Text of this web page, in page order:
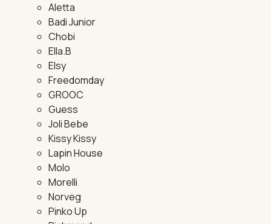
Aletta
Badi Junior
Chobi
Ella.B
Elsy
Freedomday
GROOC
Guess
Joli Bebe
Kissy Kissy
Lapin House
Molo
Morelli
Norveg
Pinko Up